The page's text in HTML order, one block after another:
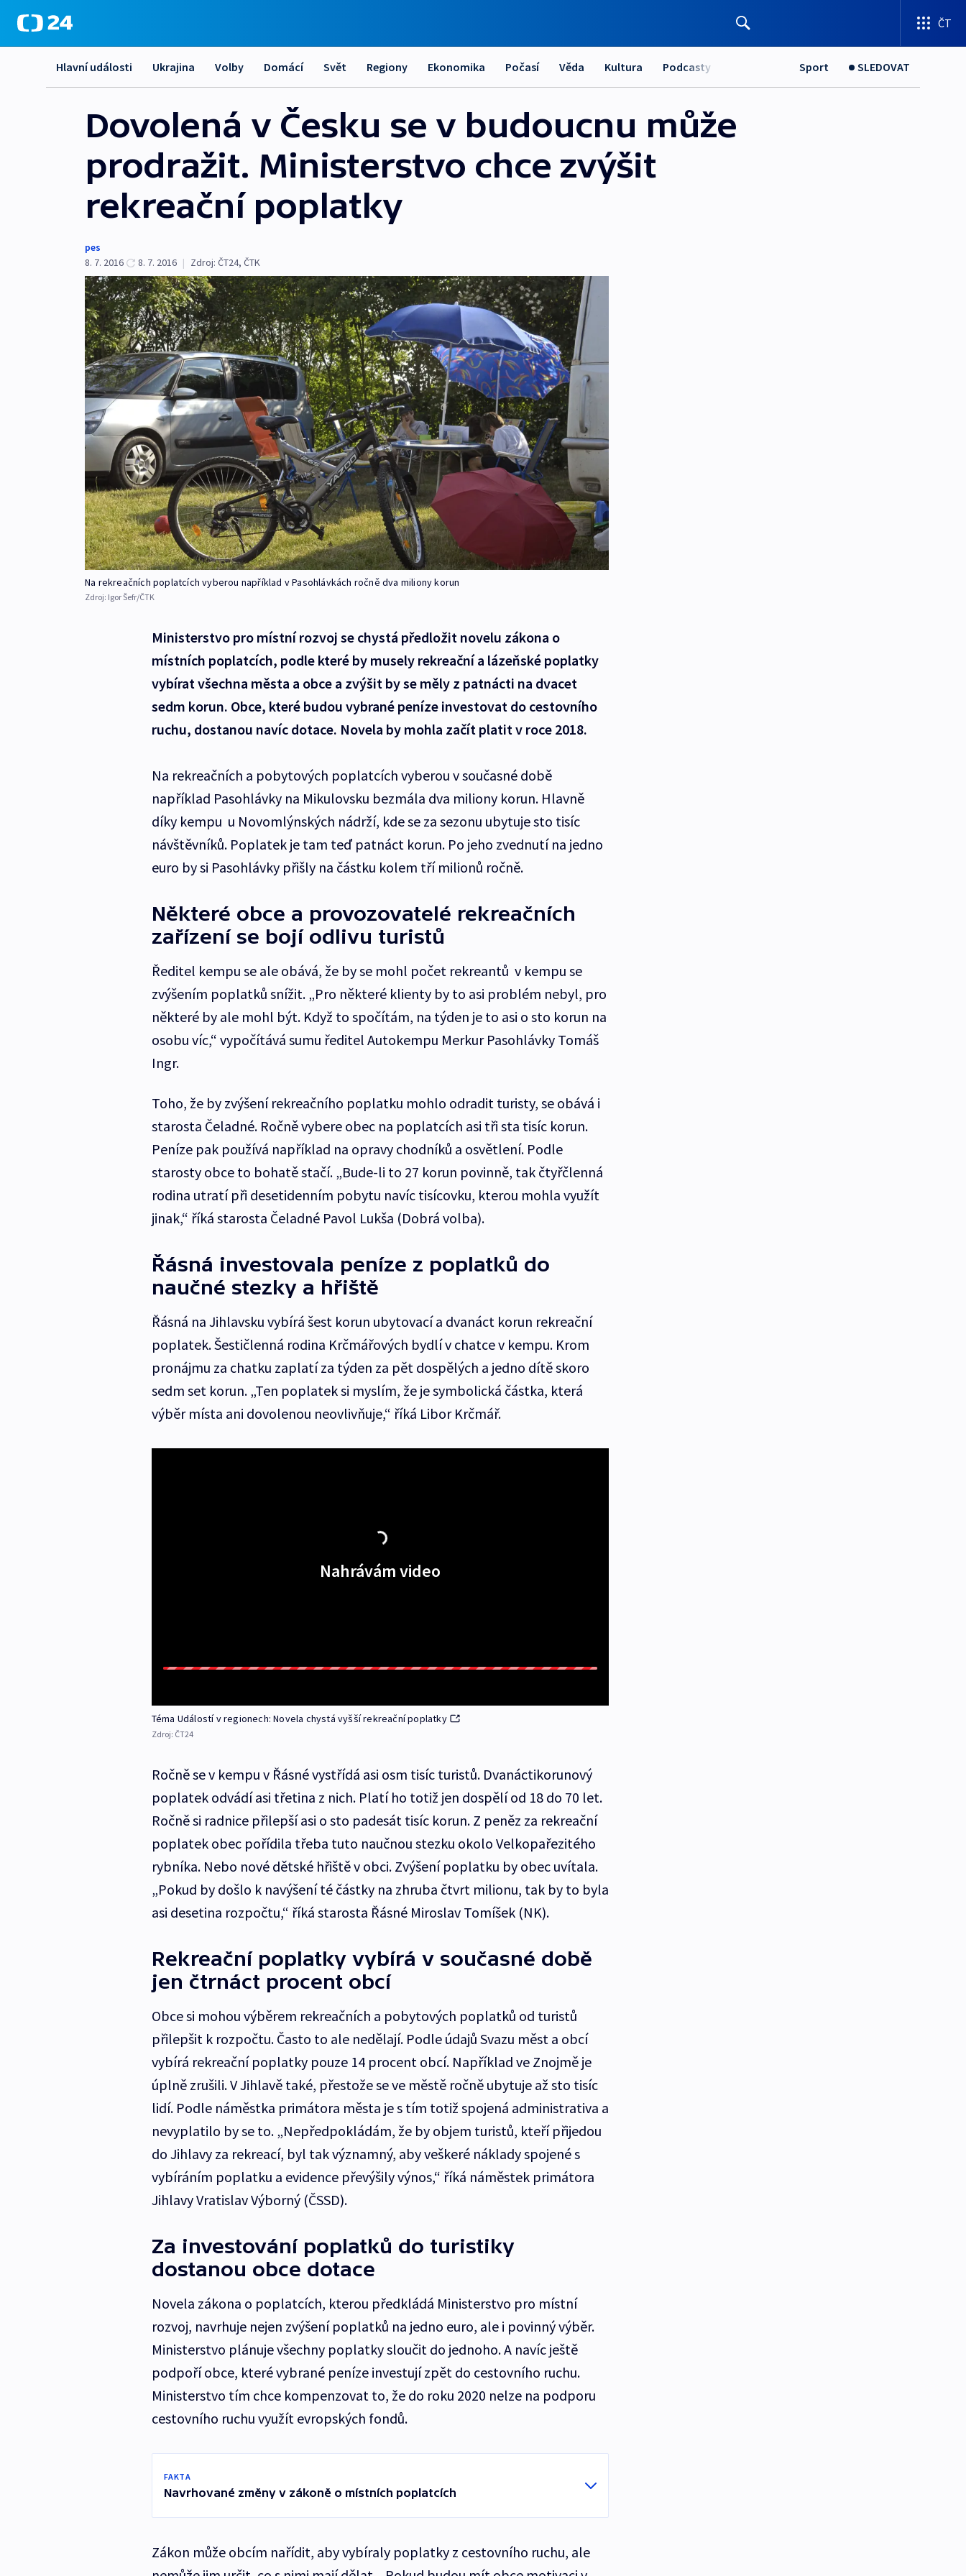
ČT
Hlavní události Ukrajina Volby Domácí Svět Regiony Ekonomika Počasí Věda Kultura Podcasty Sport SLEDOVAT
Dovolená v Česku se v budoucnu může
prodražit. Ministerstvo chce zvýšit
rekreační poplatky
pes
8. 7. 2016
8. 7. 2016 | Zdroj: ČT24, ČTK
Na rekreačních poplatcích vyberou například v Pasohlávkách ročně dva miliony korun
Zdroj: Igor Šefr/ČTK
Ministerstvo pro místní rozvoj se chystá předložit novelu zákona o
místních poplatcích, podle které by musely rekreační a lázeňské poplatky
vybírat všechna města a obce a zvýšit by se měly z patnácti na dvacet
sedm korun. Obce, které budou vybrané peníze investovat do cestovního
ruchu, dostanou navíc dotace. Novela by mohla začít platit v roce 2018.
Na rekreačních a pobytových poplatcích vyberou v současné době
například Pasohlávky na Mikulovsku bezmála dva miliony korun. Hlavně
díky kempu u Novomlýnských nádrží, kde se za sezonu ubytuje sto tisíc
návštěvníků. Poplatek je tam teď patnáct korun. Po jeho zvednutí na jedno
euro by si Pasohlávky přišly na částku kolem tří milionů ročně.
Některé obce a provozovatelé rekreačních
zařízení se bojí odlivu turistů
Ředitel kempu se ale obává, že by se mohl počet rekreantů v kempu se
zvýšením poplatků snížit. „Pro některé klienty by to asi problém nebyl, pro
některé by ale mohl být. Když to spočítám, na týden je to asi o sto korun na
osobu víc,“ vypočítává sumu ředitel Autokempu Merkur Pasohlávky Tomáš
Ingr.
Toho, že by zvýšení rekreačního poplatku mohlo odradit turisty, se obává i
starosta Čeladné. Ročně vybere obec na poplatcích asi tři sta tisíc korun.
Peníze pak používá například na opravy chodníků a osvětlení. Podle
starosty obce to bohatě stačí. „Bude-li to 27 korun povinně, tak čtyřčlenná
rodina utratí při desetidenním pobytu navíc tisícovku, kterou mohla využít
jinak,“ říká starosta Čeladné Pavol Lukša (Dobrá volba).
Řásná investovala peníze z poplatků do
naučné stezky a hřiště
Řásná na Jihlavsku vybírá šest korun ubytovací a dvanáct korun rekreační
poplatek. Šestičlenná rodina Krčmářových bydlí v chatce v kempu. Krom
pronájmu za chatku zaplatí za týden za pět dospělých a jedno dítě skoro
sedm set korun. „Ten poplatek si myslím, že je symbolická částka, která
výběr místa ani dovolenou neovlivňuje,“ říká Libor Krčmář.
Nahrávám video
Téma Událostí v regionech: Novela chystá vyšší rekreační poplatky
Zdroj: ČT24
Ročně se v kempu v Řásné vystřídá asi osm tisíc turistů. Dvanáctikorunový
poplatek odvádí asi třetina z nich. Platí ho totiž jen dospělí od 18 do 70 let.
Ročně si radnice přilepší asi o sto padesát tisíc korun. Z peněz za rekreační
poplatek obec pořídila třeba tuto naučnou stezku okolo Velkopařezitého
rybníka. Nebo nové dětské hřiště v obci. Zvýšení poplatku by obec uvítala.
„Pokud by došlo k navýšení té částky na zhruba čtvrt milionu, tak by to byla
asi desetina rozpočtu,“ říká starosta Řásné Miroslav Tomíšek (NK).
Rekreační poplatky vybírá v současné době
jen čtrnáct procent obcí
Obce si mohou výběrem rekreačních a pobytových poplatků od turistů
přilepšit k rozpočtu. Často to ale nedělají. Podle údajů Svazu měst a obcí
vybírá rekreační poplatky pouze 14 procent obcí. Například ve Znojmě je
úplně zrušili. V Jihlavě také, přestože se ve městě ročně ubytuje až sto tisíc
lidí. Podle náměstka primátora města je s tím totiž spojená administrativa a
nevyplatilo by se to. „Nepředpokládám, že by objem turistů, kteří přijedou
do Jihlavy za rekreací, byl tak významný, aby veškeré náklady spojené s
vybíráním poplatku a evidence převýšily výnos,“ říká náměstek primátora
Jihlavy Vratislav Výborný (ČSSD).
Za investování poplatků do turistiky
dostanou obce dotace
Novela zákona o poplatcích, kterou předkládá Ministerstvo pro místní
rozvoj, navrhuje nejen zvýšení poplatků na jedno euro, ale i povinný výběr.
Ministerstvo plánuje všechny poplatky sloučit do jednoho. A navíc ještě
podpoří obce, které vybrané peníze investují zpět do cestovního ruchu.
Ministerstvo tím chce kompenzovat to, že do roku 2020 nelze na podporu
cestovního ruchu využít evropských fondů.
FAKTA
Navrhované změny v zákoně o místních poplatcích
Zákon může obcím nařídit, aby vybíraly poplatky z cestovního ruchu, ale